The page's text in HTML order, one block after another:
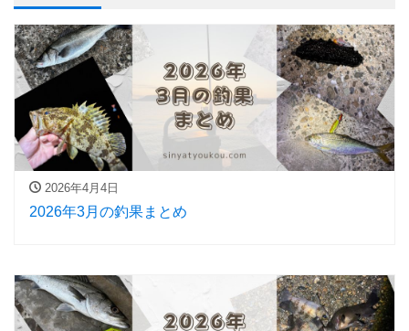
2026年4月4日
2026年3月の釣果まとめ